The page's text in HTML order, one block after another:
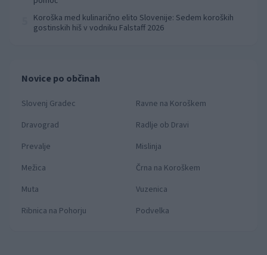
Koroška med kulinarično elito Slovenije: Sedem koroških
gostinskih hiš v vodniku Falstaff 2026
Novice po občinah
Slovenj Gradec
Ravne na Koroškem
Dravograd
Radlje ob Dravi
Prevalje
Mislinja
Mežica
Črna na Koroškem
Muta
Vuzenica
Ribnica na Pohorju
Podvelka